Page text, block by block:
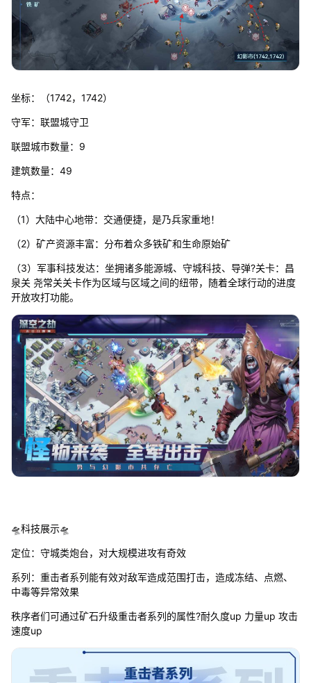
坐标：（1742，1742）
守军：联盟城守卫
联盟城市数量：9
建筑数量：49
特点：
（1）大陆中心地带：交通便捷，是乃兵家重地！
（2）矿产资源丰富：分布着众多铁矿和生命原始矿
（3）军事科技发达：坐拥诸多能源城、守城科技、导弹?关卡：昌
泉关 尧常关关卡作为区域与区域之间的纽带，随着全球行动的进度
开放攻打功能。
🛸科技展示🛸
定位：守城类炮台，对大规模进攻有奇效
系列：重击者系列能有效对敌军造成范围打击，造成冻结、点燃、
中毒等异常效果
秩序者们可通过矿石升级重击者系列的属性?耐久度up 力量up 攻击
速度up